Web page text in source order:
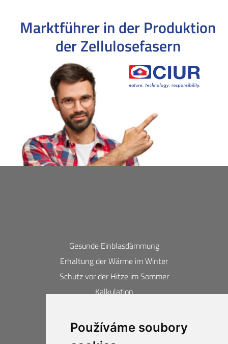
Používáme soubory
Marktführer in der Produktion
der Zellulosefasern
Gesunde Einblasdämmung
Erhaltung der Wärme im Winter
Schutz vor der Hitze im Sommer
Kalkulation
Erlangte Auszeichnungen und